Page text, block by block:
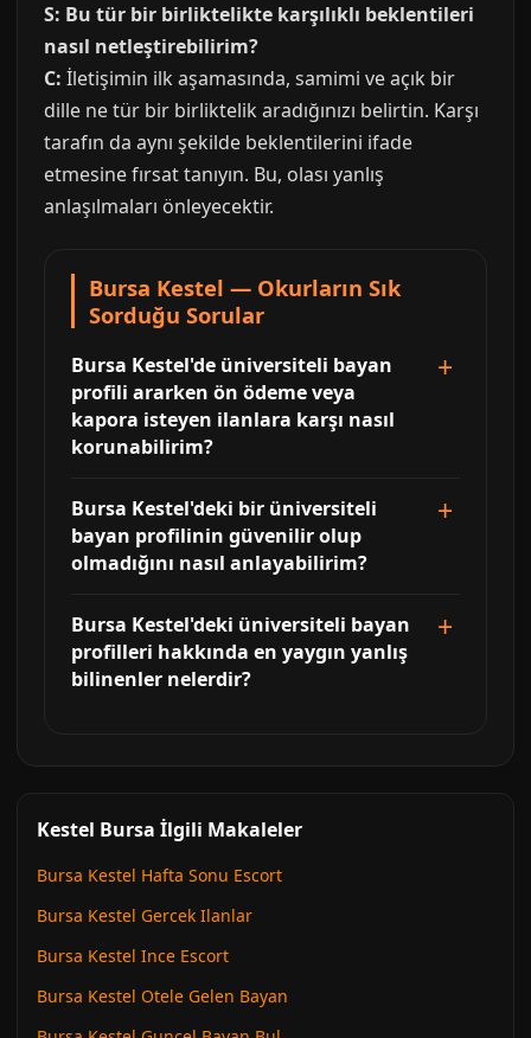
S: Bu tür bir birliktelikte karşılıklı beklentileri
nasıl netleştirebilirim?
C: İletişimin ilk aşamasında, samimi ve açık bir
dille ne tür bir birliktelik aradığınızı belirtin. Karşı
tarafın da aynı şekilde beklentilerini ifade
etmesine fırsat tanıyın. Bu, olası yanlış
anlaşılmaları önleyecektir.
Bursa Kestel — Okurların Sık
Sorduğu Sorular
Bursa Kestel'de üniversiteli bayan
profili ararken ön ödeme veya
kapora isteyen ilanlara karşı nasıl
korunabilirim?
Bursa Kestel'deki bir üniversiteli
bayan profilinin güvenilir olup
olmadığını nasıl anlayabilirim?
Bursa Kestel'deki üniversiteli bayan
profilleri hakkında en yaygın yanlış
bilinenler nelerdir?
Kestel Bursa İlgili Makaleler
Bursa Kestel Hafta Sonu Escort
Bursa Kestel Gercek Ilanlar
Bursa Kestel Ince Escort
Bursa Kestel Otele Gelen Bayan